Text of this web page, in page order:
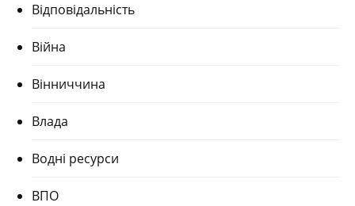
Відповідальність
Війна
Вінниччина
Влада
Водні ресурси
ВПО